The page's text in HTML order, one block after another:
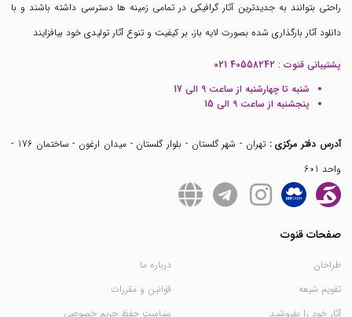
راحتی بتوانند به جدیدترین آثار گرافیکی در تمامی زمینه ها دسترسی داشته باشند و با
دانلود آثار بارگذاری شده بصورت لایه باز، بر کیفیت و تنوع آثار تولیدی خود بیافزایند
پشتیبانی قنوت : 021 40558242
شنبه تا چهارشنبه از ساعت 9 الی 17
پنجشنبه از ساعت 9 الی 15
آدرس دفتر مرکزی :
تهران - شهر گلستان - بلوار گلستان - میدان ارغون - ساختمان 176 -
واحد 601
صفحات قنوت
طراحان
تقویم شیعه
آثار خود را بفروشید
درباره ما
قوانین و مقررات
سیاست حفظ حریم خصوصی